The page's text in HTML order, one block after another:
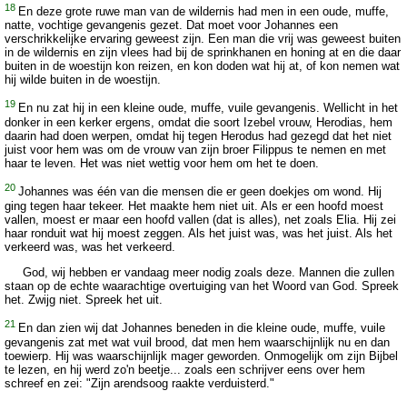
18 En deze grote ruwe man van de wildernis had men in een oude, muffe,
natte, vochtige gevangenis gezet. Dat moet voor Johannes een
verschrikkelijke ervaring geweest zijn. Een man die vrij was geweest buiten
in de wildernis en zijn vlees had bij de sprinkhanen en honing at en die daar
buiten in de woestijn kon reizen, en kon doden wat hij at, of kon nemen wat
hij wilde buiten in de woestijn.
19 En nu zat hij in een kleine oude, muffe, vuile gevangenis. Wellicht in het
donker in een kerker ergens, omdat die soort Izebel vrouw, Herodias, hem
daarin had doen werpen, omdat hij tegen Herodus had gezegd dat het niet
juist voor hem was om de vrouw van zijn broer Filippus te nemen en met
haar te leven. Het was niet wettig voor hem om het te doen.
20 Johannes was één van die mensen die er geen doekjes om wond. Hij
ging tegen haar tekeer. Het maakte hem niet uit. Als er een hoofd moest
vallen, moest er maar een hoofd vallen (dat is alles), net zoals Elia. Hij zei
haar ronduit wat hij moest zeggen. Als het juist was, was het juist. Als het
verkeerd was, was het verkeerd.
God, wij hebben er vandaag meer nodig zoals deze. Mannen die zullen
staan op de echte waarachtige overtuiging van het Woord van God. Spreek
het. Zwijg niet. Spreek het uit.
21
En dan zien wij dat Johannes beneden in die kleine oude, muffe, vuile
gevangenis zat met wat vuil brood, dat men hem waarschijnlijk nu en dan
toewierp. Hij was waarschijnlijk mager geworden. Onmogelijk om zijn Bijbel
te lezen, en hij werd zo'n beetje... zoals een schrijver eens over hem
schreef en zei: "Zijn arendsoog raakte verduisterd."